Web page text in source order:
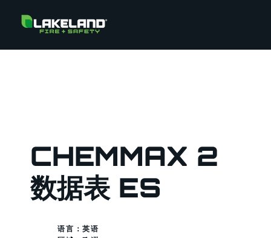
CHEMMAX 2
数据表 ES
语言：英语